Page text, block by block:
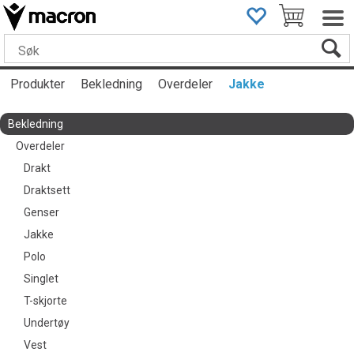
Produkter Bekledning Overdeler Jakke
Bekledning
Overdeler
Drakt
Draktsett
Genser
Jakke
Polo
Singlet
T-skjorte
Undertøy
Vest